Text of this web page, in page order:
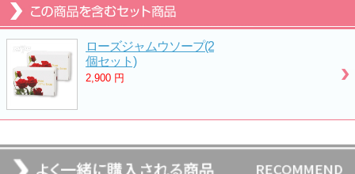
ローズジャムウソープ(2
個セット)
2,900 円